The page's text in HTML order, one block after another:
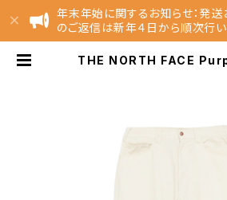
年末年始に関するお知らせ：発
のご返信は新年４日から順次行
THE NORTH FACE